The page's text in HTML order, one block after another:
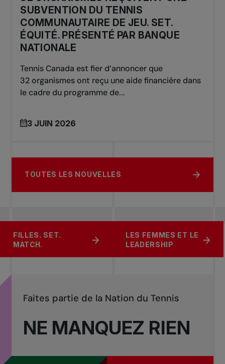
SUBVENTION DU TENNIS
COMMUNAUTAIRE DE JEU. SET.
ÉQUITÉ. PRÉSENTÉ PAR BANQUE
NATIONALE
Tennis Canada est fier d’annoncer que
32 organismes ont reçu une aide financière dans
le cadre du programme de...
3 JUIN 2026
TOUTES LES NOUVELLES
SOUTENIR LE
TENNIS
JEU. SET. ÉQUITÉ.
FILLES. SET.
MATCH.
LES FEMMES ET LE
LEADERSHIP
NE MANQUEZ RIEN
Faites partie de la Nation du Tennis